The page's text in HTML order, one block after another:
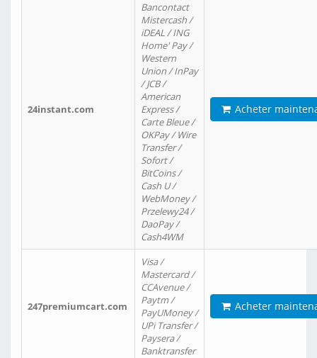
24instant.com
Bancontact
Mistercash /
iDEAL / ING
Home' Pay /
Western
Union / InPay
/ JCB /
American
Express /
Carte Bleue /
OKPay / Wire
Transfer /
Sofort /
BitCoins /
Cash U /
WebMoney /
Przelewy24 /
DaoPay /
Cash4WM
Acheter
247premiumcart.com
Visa /
Mastercard /
CCAvenue /
Paytm /
PayUMoney /
UPi Transfer /
Paysera /
Banktransfer
Acheter